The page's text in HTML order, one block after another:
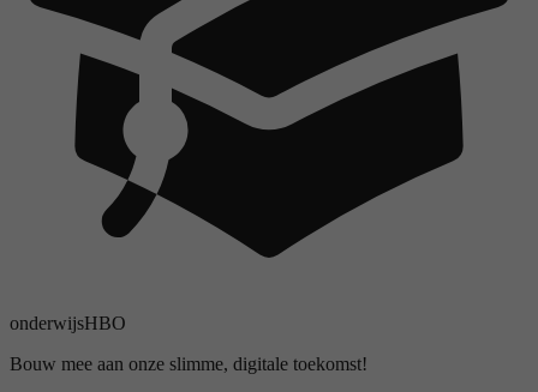
onderwijsHBO
Bouw mee aan onze slimme, digitale toekomst!